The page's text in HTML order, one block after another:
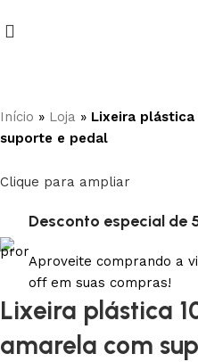
Início » Loja » Lixeira
suporte e pedal
Clique para ampliar
Desconto especial de
Aproveite comprando a
off em suas compras!
Lixeira plástica
amarela com